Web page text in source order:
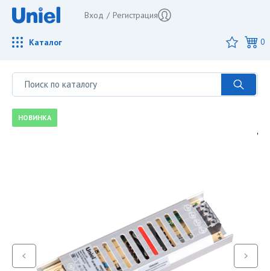
Вход / Регистрация
Каталог 0
НОВИНКА